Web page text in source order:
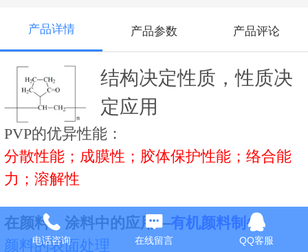
产品详情 产品参数 产品评论
结构决定性质，性质决
定应用
PVP的优异性能：
分散性能；成膜性；胶体保护性能；络合能
力；溶解性
在颜料、涂料中的应用—有机颜料制备
颜料的表面处理
电话咨询 在线留言 QQ客服